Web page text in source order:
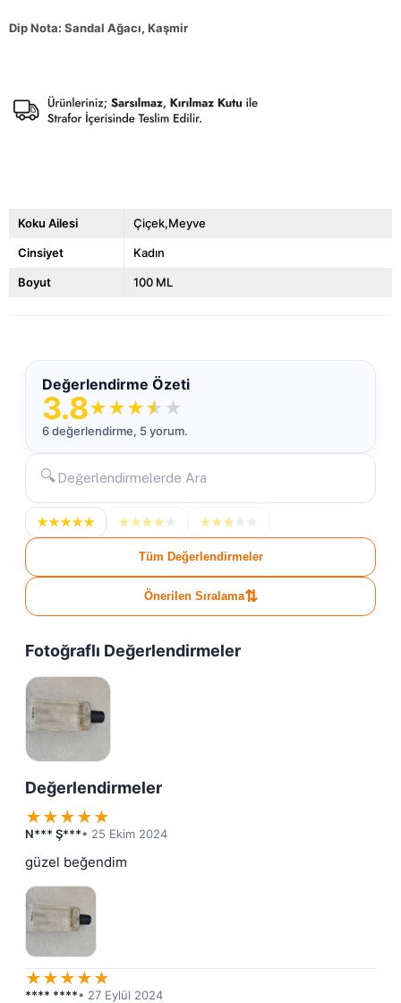
Dip Nota: Sandal Ağacı, Kaşmir
Koku Ailesi Çiçek,Meyve
Cinsiyet Kadın
Boyut 100 ML
Değerlendirme Özeti
3.8★★★★ ★
6 değerlendirme, 5 yorum.
🔍
★★★★★ ★★★★ ★★★
Tüm Değerlendirmeler
Önerilen Sıralama⇅
Fotoğraflı Değerlendirmeler
Değerlendirmeler
★★★★★
N*** Ş***• 25 Ekim 2024
güzel beğendim
★★★★★
**** ****• 27 Eylül 2024